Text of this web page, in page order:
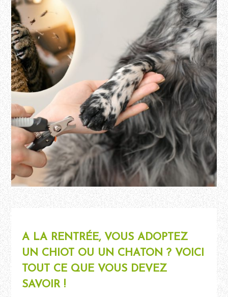
A LA RENTRÉE, VOUS ADOPTEZ
UN CHIOT OU UN CHATON ? VOICI
TOUT CE QUE VOUS DEVEZ
SAVOIR !